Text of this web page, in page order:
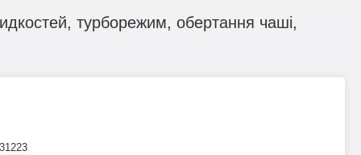
турборежим, обертання чаші,